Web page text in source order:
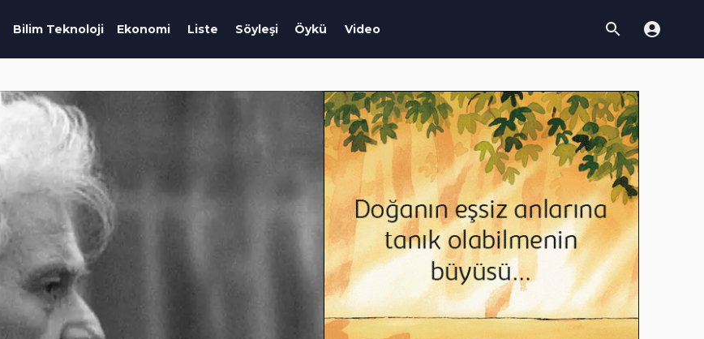
Bilim Teknoloji Ekonomi Liste Söyleşi Öykü Video